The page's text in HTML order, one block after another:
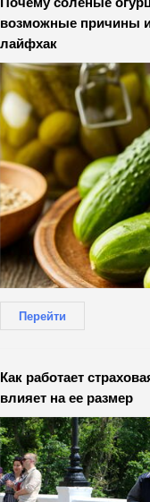
возможные причины
лайфхак
Перейти
Как работает
влияет на ее размер